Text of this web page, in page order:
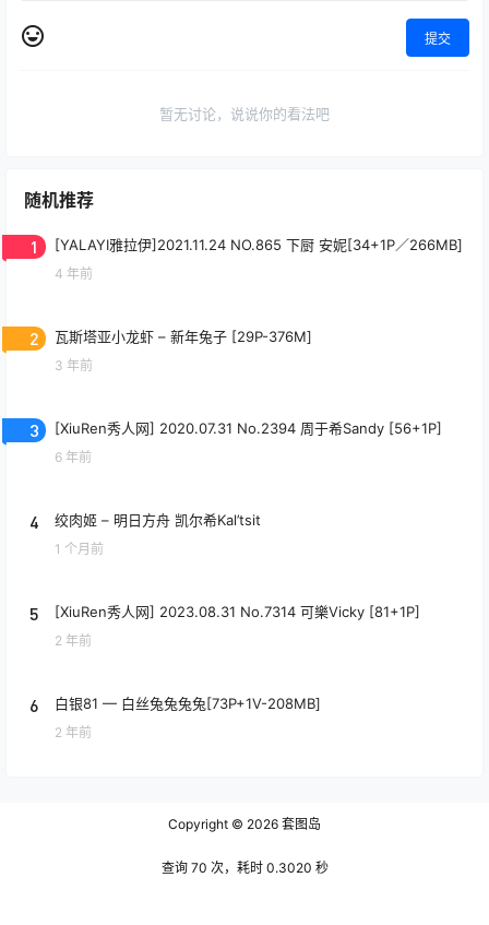
提交
暂无讨论，说说你的看法吧
随机推荐
1 [YALAYI雅拉伊]2021.11.24 NO.865 下厨 安妮[34+1P／266MB]
4 年前
2 瓦斯塔亚小龙虾 – 新年兔子 [29P-376M]
3 年前
3 [XiuRen秀人网] 2020.07.31 No.2394 周于希Sandy [56+1P]
6 年前
4 绞肉姬 – 明日方舟 凯尔希Kal’tsit
1 个月前
5 [XiuRen秀人网] 2023.08.31 No.7314 可樂Vicky [81+1P]
2 年前
6 白银81 — 白丝兔兔兔兔[73P+1V-208MB]
2 年前
Copyright © 2026 套图岛
查询 70 次，耗时 0.3020 秒